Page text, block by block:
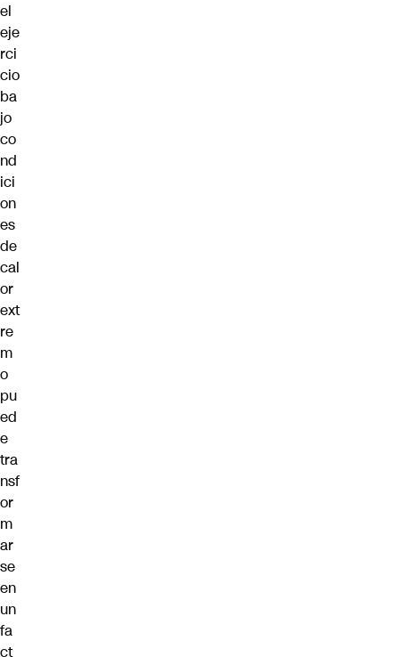
el
eje
rci
cio
ba
jo
co
nd
ici
on
es
de
cal
or
ext
re
m
o
pu
ed
e
tra
nsf
or
m
ar
se
en
un
fa
ct